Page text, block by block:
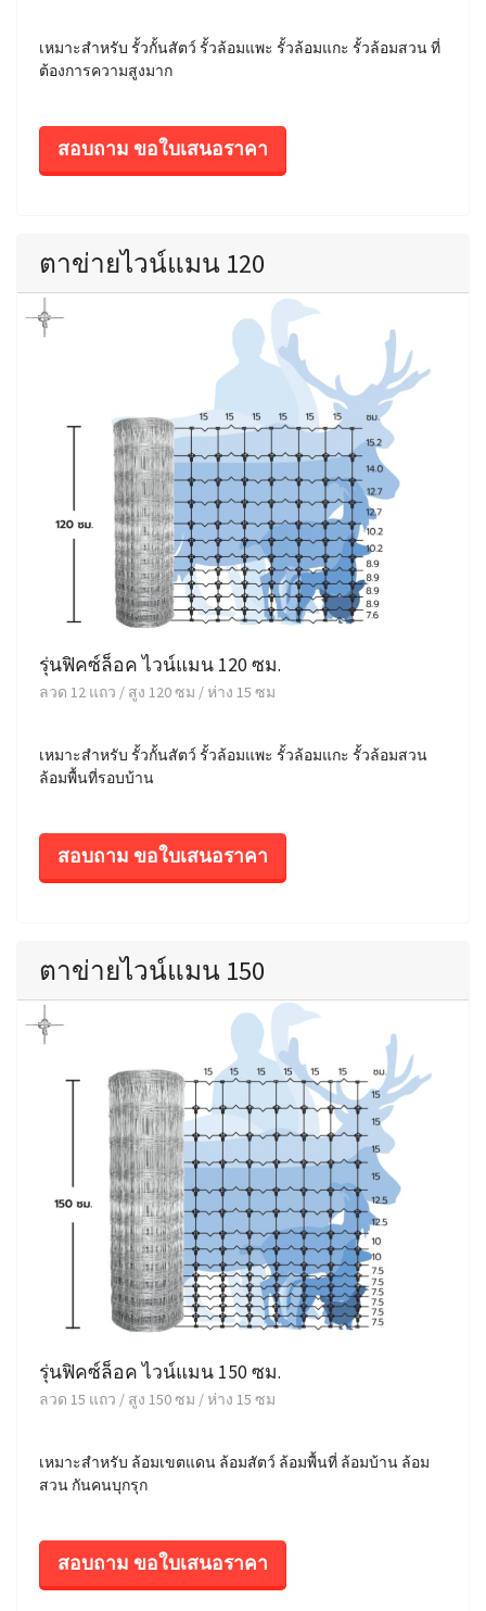
เหมาะสำหรับ รั้วกั้นสัตว์ รั้วล้อมแพะ รั้วล้อมแกะ รั้วล้อมสวน ที่
ต้องการความสูงมาก
สอบถาม ขอใบเสนอราคา
ตาข่ายไวน์แมน 120
รุ่นฟิคซ์ล็อค ไวน์แมน 120 ซม.
ลวด 12 แถว / สูง 120 ซม / ห่าง 15 ซม
เหมาะสำหรับ รั้วกั้นสัตว์ รั้วล้อมแพะ รั้วล้อมแกะ รั้วล้อมสวน
ล้อมพื้นที่รอบบ้าน
สอบถาม ขอใบเสนอราคา
ตาข่ายไวน์แมน 150
รุ่นฟิคซ์ล็อค ไวน์แมน 150 ซม.
ลวด 15 แถว / สูง 150 ซม / ห่าง 15 ซม
เหมาะสำหรับ ล้อมเขตแดน ล้อมสัตว์ ล้อมพื้นที่ ล้อมบ้าน ล้อม
สวน กันคนบุกรุก
สอบถาม ขอใบเสนอราคา